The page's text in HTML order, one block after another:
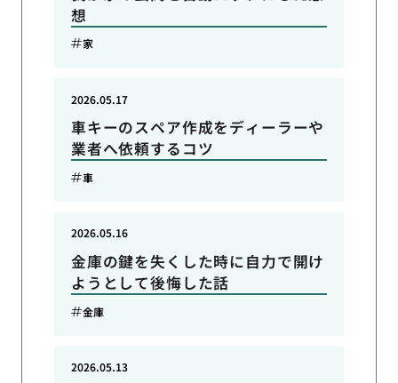
想
家
車キーのスペア作成をディーラーや
業者へ依頼するコツ
2026.05.17
車
金庫の鍵を失くした時に自力で開け
ようとして後悔した話
2026.05.16
金庫
2026.05.13